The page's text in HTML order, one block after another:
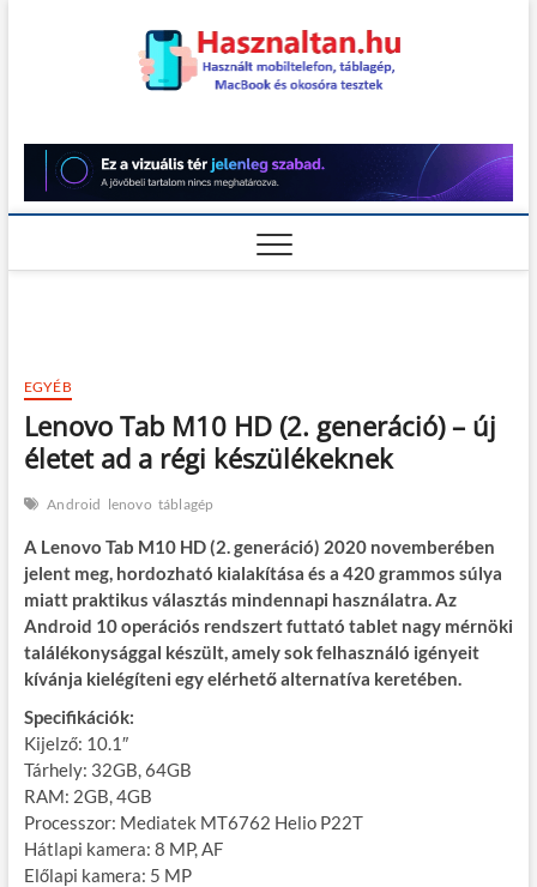
Használt
teszt
TÁBLAGÉP, MACBOOK ÉS
OKOSÓRA TESZTEK
EGYÉB
Lenovo Tab M10 HD (2. generáció) – új
életet ad a régi készülékeknek
Android lenovo táblagép
A Lenovo Tab M10 HD (2. generáció) 2020 novemberében
jelent meg, hordozható kialakítása és a 420 grammos súlya
miatt praktikus választás mindennapi használatra. Az
Android 10 operációs rendszert futtató tablet nagy mérnöki
találékonysággal készült, amely sok felhasználó igényeit
kívánja kielégíteni egy elérhető alternatíva keretében.
Specifikációk:
Kijelző: 10.1″
Tárhely: 32GB, 64GB
RAM: 2GB, 4GB
Processzor: Mediatek MT6762 Helio P22T
Hátlapi kamera: 8 MP, AF
Előlapi kamera: 5 MP